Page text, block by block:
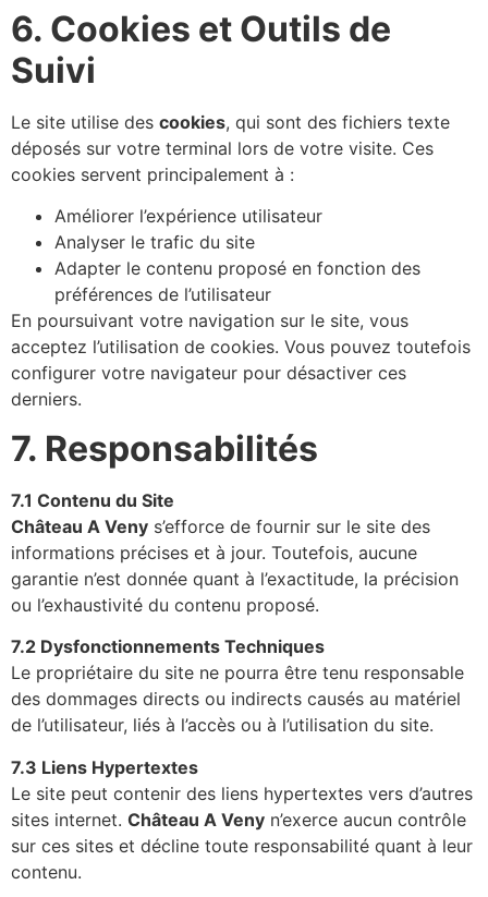
6. Cookies et Outils de
Suivi
Le site utilise des cookies, qui sont des fichiers texte
déposés sur votre terminal lors de votre visite. Ces
cookies servent principalement à :
Améliorer l’expérience utilisateur
Analyser le trafic du site
Adapter le contenu proposé en fonction des
préférences de l’utilisateur
En poursuivant votre navigation sur le site, vous
acceptez l’utilisation de cookies. Vous pouvez toutefois
configurer votre navigateur pour désactiver ces
derniers.
7. Responsabilités
7.1 Contenu du Site
Château A Veny s’efforce de fournir sur le site des
informations précises et à jour. Toutefois, aucune
garantie n’est donnée quant à l’exactitude, la précision
ou l’exhaustivité du contenu proposé.
7.2 Dysfonctionnements Techniques
Le propriétaire du site ne pourra être tenu responsable
des dommages directs ou indirects causés au matériel
de l’utilisateur, liés à l’accès ou à l’utilisation du site.
7.3 Liens Hypertextes
Le site peut contenir des liens hypertextes vers d’autres
sites internet. Château A Veny n’exerce aucun contrôle
sur ces sites et décline toute responsabilité quant à leur
contenu.